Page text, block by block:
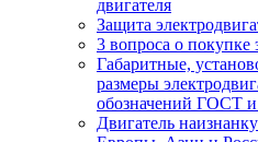
двигателя
Защита
3 вопроса о покупке
Габаритные,
размеры
обозначений ГОСТ
Двигатель